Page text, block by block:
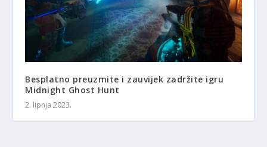
Besplatno preuzmite i zauvijek zadržite igru ​​
Midnight Ghost Hunt
2. lipnja 2023.